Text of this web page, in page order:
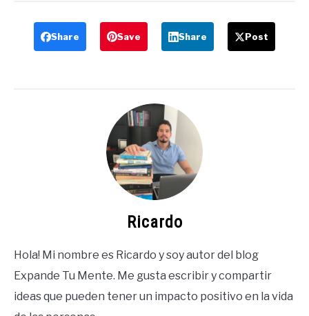
Share Save Share Post
Ricardo
Hola! Mi nombre es Ricardo y soy autor del blog
Expande Tu Mente. Me gusta escribir y compartir
ideas que pueden tener un impacto positivo en la vida